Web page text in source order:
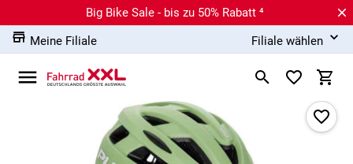
Big Bike Sale - bis zu 50% Rabatt ⁴
Meine Filiale
Filiale wählen